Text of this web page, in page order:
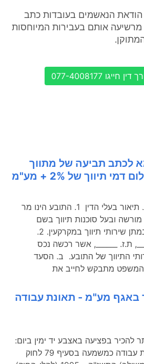
הודאת הנאשמים בעובדות כתב
מרשיעה אותם בעבירות המיוחסות
077-4008177
לכתב תביעה של מתווך
דמי תיווך של 2% + מע"מ
דוגמא לכתב תביעה: א. תיאור בעלי הדין 1. התובע הינו מר
מורשה ובעל סוכנות תיווך בשם
"______", אשר עיסוקו במתן שירותי תיווך במקרקעין. 2.
ת.ז. ______, אשר רכשה נכס
מקרקעין באמצעות שירותי התיווך של התובע. ב. הסעד
באגף מע"מ - תאונת עבודה
עותר להכיר בפציעה באצבע יד ימין ביום:
23.03.98, בגדר תאונת עבודה כמשמעה בסעיף 79 לחוק